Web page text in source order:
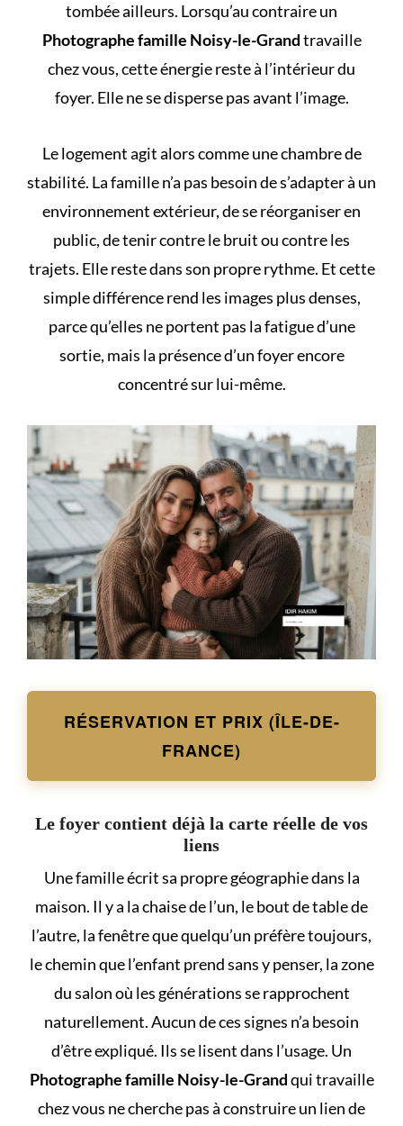
tombée ailleurs. Lorsqu’au contraire un
Photographe famille Noisy-le-Grandtravaille
chez vous, cette énergie reste à l’intérieur du
foyer. Elle ne se disperse pas avant l’image.
Le logement agit alors comme une chambre de
stabilité. La famille n’a pas besoin de s’adapter à un
environnement extérieur, de se réorganiser en
public, de tenir contre le bruit ou contre les
trajets. Elle reste dans son propre rythme. Et cette
simple différence rend les images plus denses,
parce qu’elles ne portent pas la fatigue d’une
sortie, mais la présence d’un foyer encore
concentré sur lui-même.
RÉSERVATION ET PRIX (ÎLE-DE-
FRANCE)
Le foyer contient déjà la carte réelle de vos
liens
Une famille écrit sa propre géographie dans la
maison. Il y a la chaise de l’un, le bout de table de
l’autre, la fenêtre que quelqu’un préfère toujours,
le chemin que l’enfant prend sans y penser, la zone
du salon où les générations se rapprochent
naturellement. Aucun de ces signes n’a besoin
d’être expliqué. Ils se lisent dans l’usage. Un
Photographe famille Noisy-le-Grandqui travaille
chez vous ne cherche pas à construire un lien de